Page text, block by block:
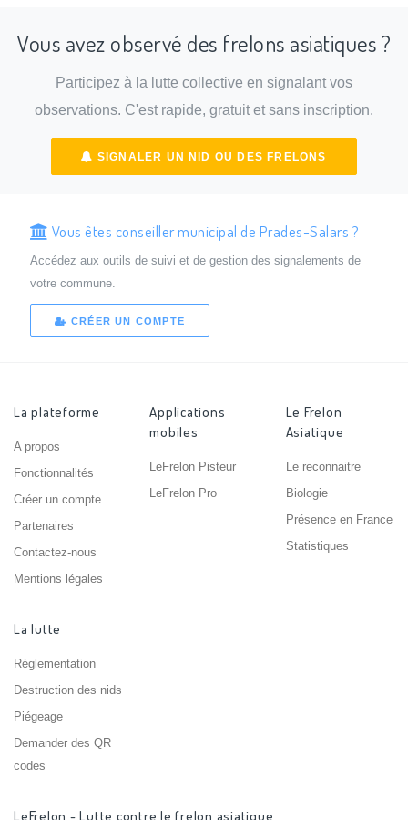
Vous avez observé des frelons asiatiques ?
Participez à la lutte collective en signalant vos
observations. C'est rapide, gratuit et sans inscription.
SIGNALER UN NID OU DES FRELONS
Vous êtes conseiller municipal de Prades-Salars ?
Accédez aux outils de suivi et de gestion des signalements de
votre commune.
CRÉER UN COMPTE
La plateforme
A propos
Fonctionnalités
Créer un compte
Partenaires
Contactez-nous
Mentions légales
Applications
mobiles
LeFrelon Pisteur
LeFrelon Pro
Le Frelon
Asiatique
Le reconnaitre
Biologie
Présence en France
Statistiques
La lutte
Réglementation
Destruction des nids
Piégeage
Demander des QR
codes
LeFrelon - Lutte contre le frelon asiatique